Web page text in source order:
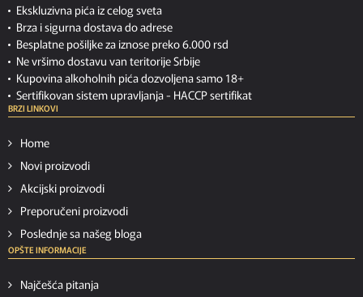
Ekskluzivna pića iz celog sveta
Brza i sigurna dostava do adrese
Besplatne pošiljke za iznose preko 6.000 rsd
Ne vršimo dostavu van teritorije Srbije
Kupovina alkoholnih pića dozvoljena samo 18+
Sertifikovan sistem upravljanja - HACCP sertifikat
BRZI LINKOVI
Home
Novi proizvodi
Akcijski proizvodi
Preporučeni proizvodi
Poslednje sa našeg bloga
OPŠTE INFORMACIJE
Najčešća pitanja